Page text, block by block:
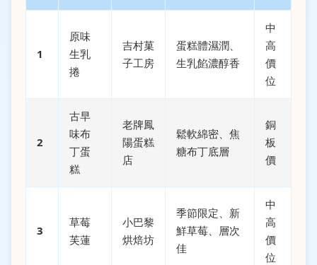
1
原味
生乳
捲
吉村菓
子工房
蛋糕體濕潤、
生乳餡濃醇香
中
高
價
位
2
古早
味布
丁蛋
糕
老牌鳳
陽蛋糕
店
鬆軟綿密、焦
糖布丁底層
銅
板
價
3
草莓
芙蓮
小巴黎
烘焙坊
季節限定、新
鮮草莓、層次
佳
中
高
價
位